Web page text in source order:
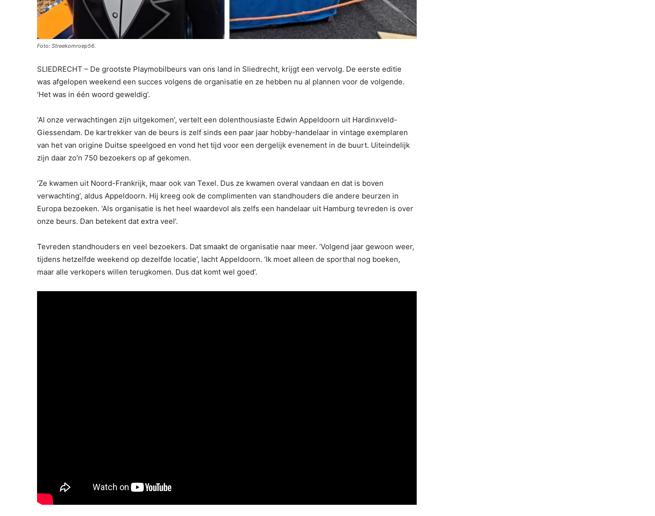
Foto: Streekomroep56.
SLIEDRECHT – De grootste Playmobilbeurs van ons land in Sliedrecht, krijgt een vervolg. De eerste editie
was afgelopen weekend een succes volgens de organisatie en ze hebben nu al plannen voor de volgende.
‘Het was in één woord geweldig’.
‘Al onze verwachtingen zijn uitgekomen’, vertelt een dolenthousiaste Edwin Appeldoorn uit Hardinxveld-
Giessendam. De kartrekker van de beurs is zelf sinds een paar jaar hobby-handelaar in vintage exemplaren
van het van origine Duitse speelgoed en vond het tijd voor een dergelijk evenement in de buurt. Uiteindelijk
zijn daar zo’n 750 bezoekers op af gekomen.
‘Ze kwamen uit Noord-Frankrijk, maar ook van Texel. Dus ze kwamen overal vandaan en dat is boven
verwachting’, aldus Appeldoorn. Hij kreeg ook de complimenten van standhouders die andere beurzen in
Europa bezoeken. ‘Als organisatie is het heel waardevol als zelfs een handelaar uit Hamburg tevreden is over
onze beurs. Dan betekent dat extra veel’.
Tevreden standhouders en veel bezoekers. Dat smaakt de organisatie naar meer. ‘Volgend jaar gewoon weer,
tijdens hetzelfde weekend op dezelfde locatie’, lacht Appeldoorn. ‘Ik moet alleen de sporthal nog boeken,
maar alle verkopers willen terugkomen. Dus dat komt wel goed’.